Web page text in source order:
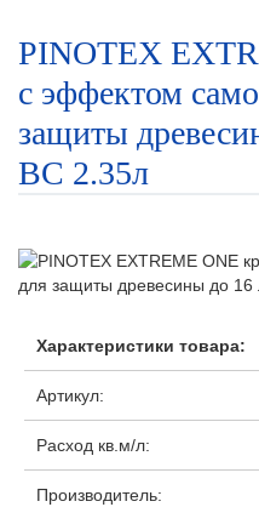
PINOTEX
с эффектом
защиты
BC 2.35л
Характеристики товара:
Артикул:
Расход кв.м/л:
Производитель: